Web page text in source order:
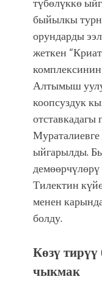
быйылкы
орундарды
жеткен
Алтымыш
коопсуздук
Мураталиевге
ыйгарылды.
Тилектин
менен
болду.
Көзү
чыкмак